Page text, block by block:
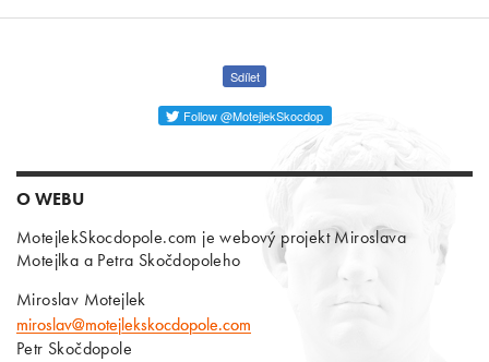
Sdílet
Follow @MotejlekSkocdop
O WEBU
MotejlekSkocdopole.com je webový projekt Miroslava
Motejlka a Petra Skočdopoleho
Miroslav Motejlek
miroslav@motejlekskocdopole.com
Petr Skočdopole